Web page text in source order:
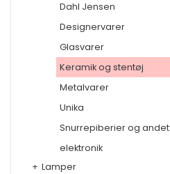
Dahl Jensen
Designervarer
Glasvarer
Keramik og stentøj
Metalvarer
Unika
Snurrepiberier og andet
elektronik
+ Lamper